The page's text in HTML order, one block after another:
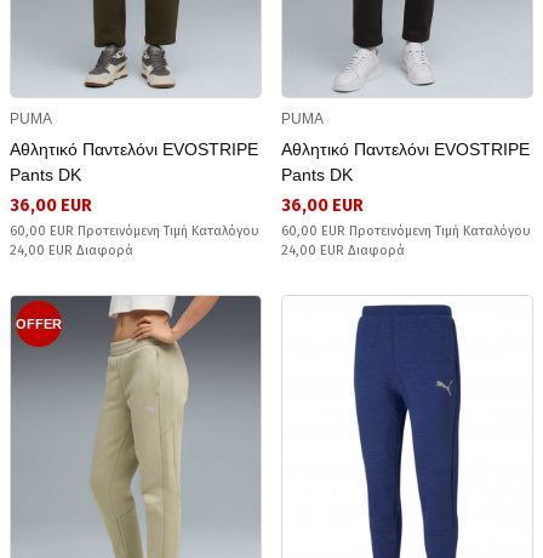
PUMA
Αθλητικό Παντελόνι EVOSTRIPE
Pants DK
36,00 EUR
60,00 EUR Προτεινόμενη Τιμή Καταλόγου
24,00 EUR Διαφορά
PUMA
Αθλητικό Παντελόνι EVOSTRIPE
Pants DK
36,00 EUR
60,00 EUR Προτεινόμενη Τιμή Καταλόγου
24,00 EUR Διαφορά
OFFER